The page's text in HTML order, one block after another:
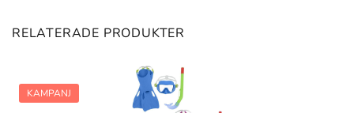
RELATERADE PRODUKTER
KAMPANJ